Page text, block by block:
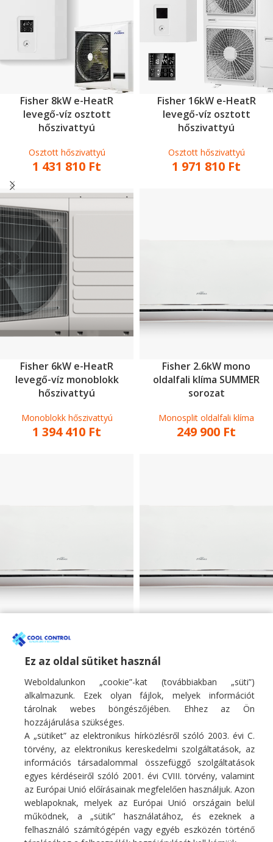
Fisher 8kW e-HeatR
levegő-víz osztott
hőszivattyú
Osztott hőszivattyú
1 431 810 Ft
Fisher 16kW e-HeatR
levegő-víz osztott
hőszivattyú
Osztott hőszivattyú
1 971 810 Ft
Fisher 6kW e-HeatR
levegő-víz monoblokk
hőszivattyú
Monoblokk hőszivattyú
1 394 410 Ft
Fisher 2.6kW mono
oldalfali klíma SUMMER
sorozat
Monosplit oldalfali klíma
249 900 Ft
Fisher 3.4kW mono
oldalfali klíma SUMMER
sorozat
Monosplit oldalfali klíma
266 900 Ft
Monosplit oldalfali klíma
406 900Ft
Fő profilunk hűtő/fűtő légkondicionáló berendezések, hőszivattyúk
értékesítése, szakszerű telepítése, karbantartása, tisztítása, javítása.
E-mail:info@coolcontrol.hu
Telefon: +36 (30) 978-0649
Ez az oldal sütiket használ
Weboldalunkon „cookie”-kat (továbbiakban „süti”)
alkalmazunk. Ezek olyan fájlok, melyek információt
tárolnak webes böngészőjében. Ehhez az Ön
hozzájárulása szükséges.
A „sütiket” az elektronikus hírközlésről szóló 2003. évi C.
törvény, az elektronikus kereskedelmi szolgáltatások, az
információs társadalommal összefüggő szolgáltatások
egyes kérdéseiről szóló 2001. évi CVIII. törvény, valamint
az Európai Unió előírásainak megfelelően használjuk. Azon
weblapoknak, melyek az Európai Unió országain belül
működnek, a „sütik” használatához, és ezeknek a
felhasználó számítógépén vagy egyéb eszközén történő